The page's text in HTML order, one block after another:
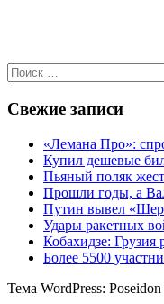
Свежие записи
«Лемана Про»:
Купил дешевые
Пьяный поляк
Прошли годы, а
Путин вывел
Удары ракетных
Кобахидзе: Грузия
Более 5500
Тема WordPress: